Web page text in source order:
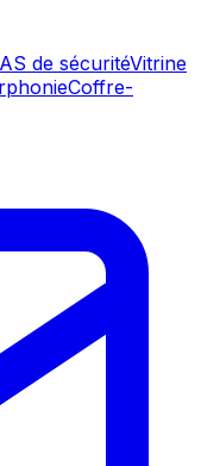
de sécuritéVitrine
Coffre-